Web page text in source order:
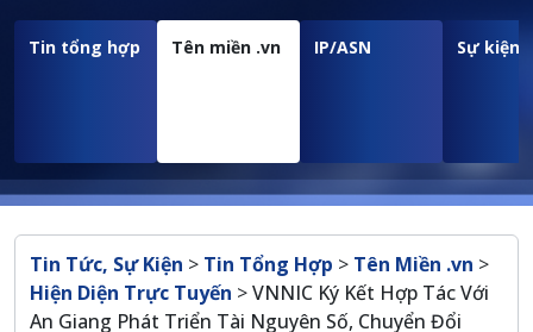
Tin tổng hợp Tên miền .vn IP/ASN Sự kiện
Breadcrumb
Tin Tức, Sự Kiện > Tin Tổng Hợp > Tên Miền .vn >
Hiện Diện Trực Tuyến >VNNIC Ký Kết Hợp Tác Với
An Giang Phát Triển Tài Nguyên Số, Chuyển Đổi